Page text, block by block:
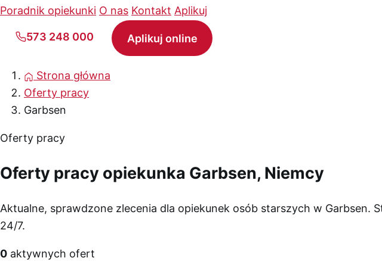
Poradnik opiekunki O nas Kontakt Aplikuj
573 248 000 Aplikuj online
Strona główna
Oferty pracy
Garbsen
Oferty pracy
Oferty pracy opiekunka Garbsen, Niemcy
Aktualne, sprawdzone zlecenia dla opiekunek osób starszych w
24/7.
0 aktywnych ofert